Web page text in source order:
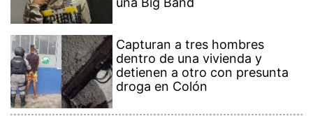
Capturan a tres hombres
dentro de una vivienda y
detienen a otro con presunta
droga en Colón